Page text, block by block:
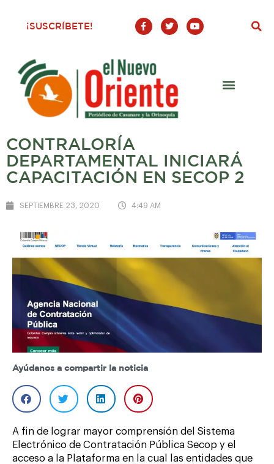
¡SUSCRÍBETE!
F
a
c
o
o
-
T
w
i
Y
o
u
CONTRALORÍA
DEPARTAMENTAL INICIARÁ
CAPACITACIÓN EN SECOP 2
SEPTIEMBRE 23, 2020 4:49 AM
Ayúdanos a compartir la noticia
A fin de lograr mayor comprensión del Sistema
Electrónico de Contratación Pública Secop y el
acceso a la Plataforma en la cual las entidades que